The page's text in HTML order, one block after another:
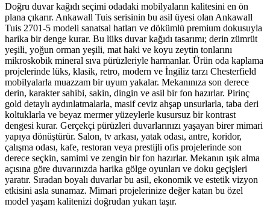
Doğru duvar kağıdı seçimi odadaki mobilyaların kalitesini en ön
plana çıkarır. Ankawall Tuis serisinin bu asil üyesi olan Ankawall
Tuis 2701-5 modeli sanatsal hatları ve dökümlü premium dokusuyla
harika bir denge kurar. Bu lüks duvar kağıdı tasarımı; derin zümrüt
yeşili, yoğun orman yeşili, mat haki ve koyu zeytin tonlarını
mikroskobik mineral sıva pürüzleriyle harmanlar. Ürün oda kaplama
projelerinde lüks, klasik, retro, modern ve İngiliz tarzı Chesterfield
mobilyalarla muazzam bir uyum yakalar. Mekanınıza son derece
derin, karakter sahibi, sakin, dingin ve asil bir fon hazırlar. Pirinç
gold detaylı aydınlatmalarla, masif ceviz ahşap unsurlarla, taba deri
koltuklarla ve beyaz mermer yüzeylerle kusursuz bir kontrast
dengesi kurar. Gerçekçi pürüzleri duvarlarınızı yaşayan birer mimari
yapıya dönüştürür. Salon, tv arkası, yatak odası, antre, koridor,
çalışma odası, kafe, restoran veya prestijli ofis projelerinde son
derece seçkin, samimi ve zengin bir fon hazırlar. Mekanın ışık alma
açısına göre duvarınızda harika gölge oyunları ve doku geçişleri
yaratır. Sıradan boyalı duvarlar bu asil, ekonomik ve estetik vizyon
etkisini asla sunamaz. Mimari projelerinize değer katan bu özel
model yaşam kalitenizi doğrudan yukarı taşır.